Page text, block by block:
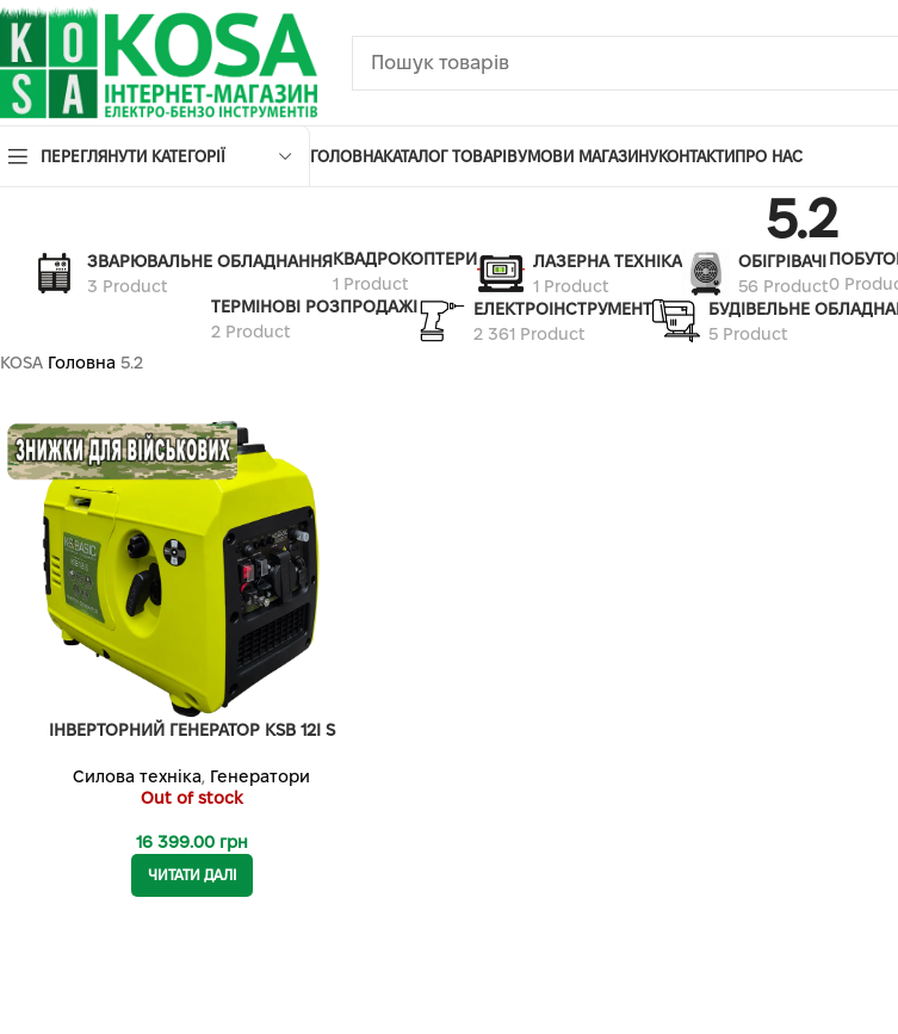
ПЕРЕГЛЯНУТИ КАТЕГОРІЇ ГОЛОВНАКАТАЛОГ ТОВАРІВУМОВИ МАГАЗИНУКОНТАКТИПРО НАС
5.2
ЗВАРЮВАЛЬНЕ ОБЛАДНАННЯ
3 Product
КВАДРОКОПТЕРИ
1 Product
ЛАЗЕРНА ТЕХНІКА
1 Product
ОБІГРІВАЧІ
56 Product0
ТЕРМІНОВІ РОЗПРОДАЖІ
2 Product
ЕЛЕКТРОІНСТРУМЕНТ
2 361 Product
БУДІВЕЛЬНЕ
5 Product
KOSA Головна 5.2
ІНВЕРТОРНИЙ ГЕНЕРАТОР KSB 12I S
Силова техніка, Генератори
Out of stock
16 399.00 грн
ЧИТАТИ ДАЛІ